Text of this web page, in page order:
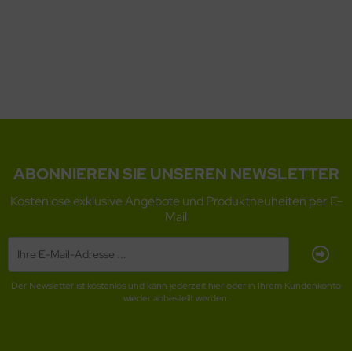
ABONNIEREN SIE UNSEREN NEWSLETTER
Kostenlose exklusive Angebote und Produktneuheiten per E-
Mail
Der Newsletter ist kostenlos und kann jederzeit hier oder in Ihrem Kundenkonto
wieder abbestellt werden.